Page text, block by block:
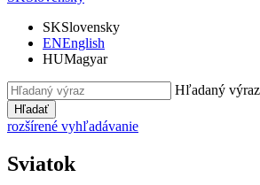
SKSlovensky
ENEnglish
HUMagyar
Hľadaný výraz
Hľadať
rozšírené vyhľadávanie
Sviatok